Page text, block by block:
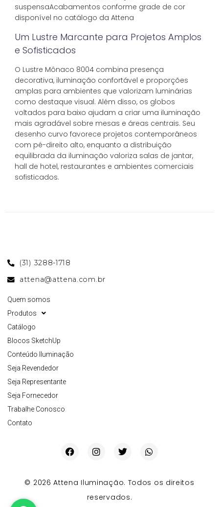
suspensaAcabamentos conforme grade de cor
disponível no catálogo da Attena
Um Lustre Marcante para Projetos Amplos
e Sofisticados
O Lustre Mônaco 8004 combina presença
decorativa, iluminação confortável e proporções
amplas para ambientes que valorizam luminárias
como destaque visual. Além disso, os globos
voltados para baixo ajudam a criar uma iluminação
mais agradável sobre mesas e áreas centrais. Seu
desenho curvo favorece projetos contemporâneos
com pé-direito alto, enquanto a distribuição
equilibrada da iluminação valoriza salas de jantar,
hall de hotel, restaurantes e ambientes comerciais
sofisticados.
(31) 3288-1718
attena@attena.com.br
Quem somos
Produtos
Catálogo
Blocos SketchUp
Conteúdo Iluminação
Seja Revendedor
Seja Representante
Seja Fornecedor
Trabalhe Conosco
Contato
© 2026 Attena Iluminação. Todos os direitos
reservados.